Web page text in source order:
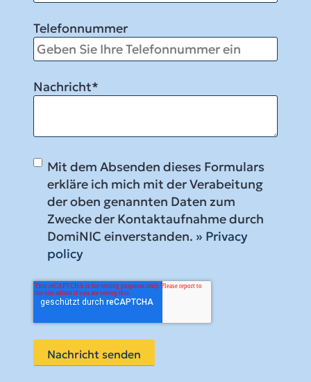
Telefonnummer
Nachricht*
Mit dem Absenden dieses Formulars
erkläre ich mich mit der Verabeitung
der oben genannten Daten zum
Zwecke der Kontaktaufnahme durch
DomiNIC einverstanden. » Privacy
policy